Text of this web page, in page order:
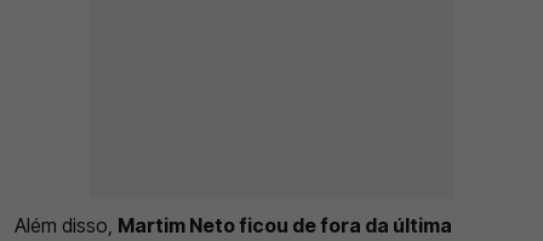
Além disso, Martim Neto ficou de fora da última